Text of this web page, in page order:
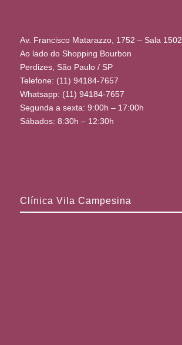
Av. Francisco Matarazzo, 1752 – Sala 1502
Ao lado do Shopping Bourbon
Perdizes, São Paulo / SP
Telefone: (11) 94184-7657
Whatsapp: (11) 94184-7657
Segunda a sexta: 9:00h – 17:00h
Sábados: 8:30h – 12:30h
Clínica Vila Campesina